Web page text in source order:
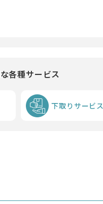
各種サービス
下取りサービス